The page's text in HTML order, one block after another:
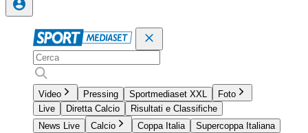
Video Pressing Sportmediaset XXL
Foto
Live
Diretta Calcio
Risultati e Classifiche
News Live
Calcio Coppa Italia
Supercoppa Italiana